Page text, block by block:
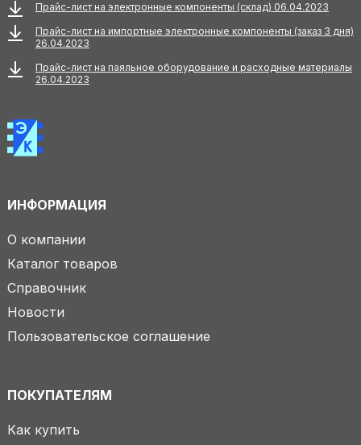
Прайс-лист на электронные компоненты (склад) 06.04.2023
Прайс-лист на импортные электронные компоненты (заказ 3 дня)
26.04.2023
Прайс-лист на паяльное оборудование и расходные материалы
26.04.2023
ИНФОРМАЦИЯ
О компании
Каталог товаров
Справочник
Новости
Пользовательское соглашение
ПОКУПАТЕЛЯМ
Как купить